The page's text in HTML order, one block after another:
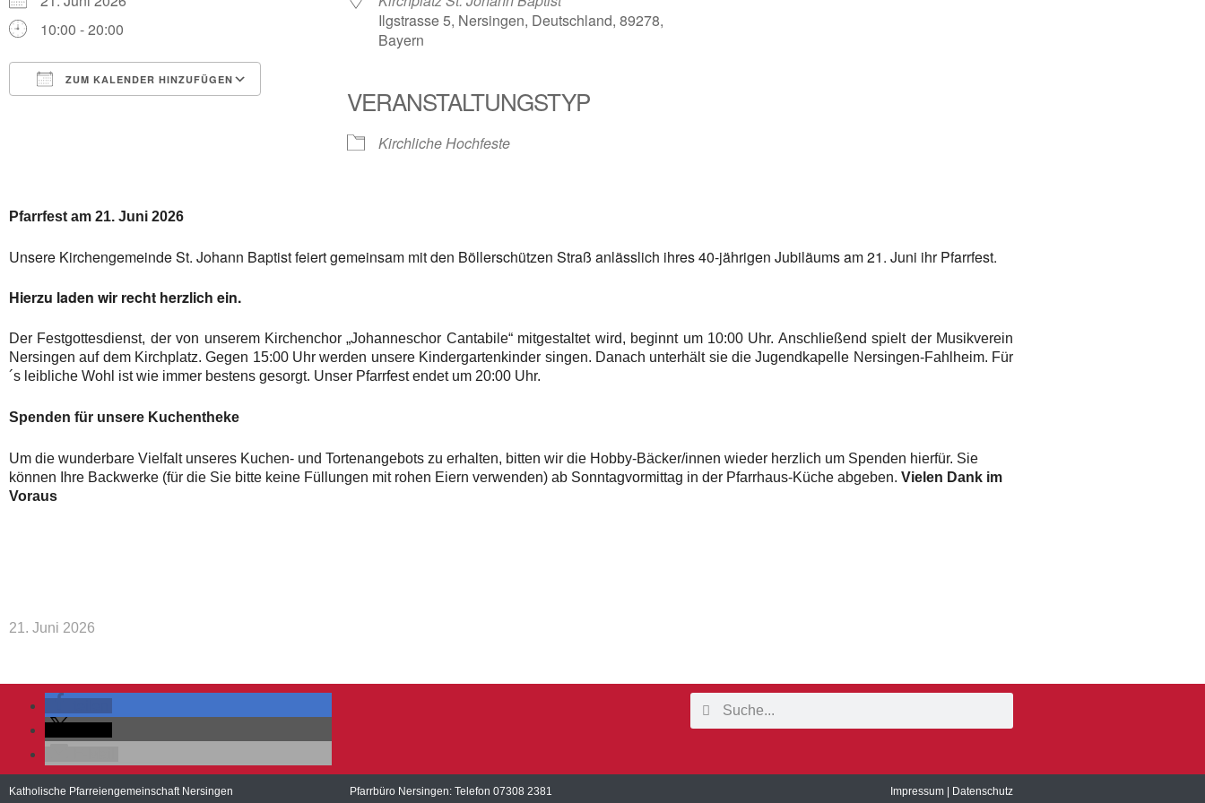
10:00 - 20:00
ZUM KALENDER HINZUFÜGEN
Ilgstrasse 5, Nersingen, Deutschland, 89278,
Bayern
VERANSTALTUNGSTYP
Kirchliche Hochfeste
Pfarrfest am 21. Juni 2026
Unsere Kirchengemeinde St. Johann Baptist feiert gemeinsam mit den Böllerschützen Straß anlässlich ihres 40-jährigen Jubiläums am 21. Juni ihr Pfarrfest.
Hierzu laden wir recht herzlich ein.
Der Festgottesdienst, der von unserem Kirchenchor „Johanneschor Cantabile“ mitgestaltet wird, beginnt um 10:00 Uhr. Anschließend spielt der Musikverein
Nersingen auf dem Kirchplatz. Gegen 15:00 Uhr werden unsere Kindergartenkinder singen. Danach unterhält sie die Jugendkapelle Nersingen-Fahlheim. Für
´s leibliche Wohl ist wie immer bestens gesorgt. Unser Pfarrfest endet um 20:00 Uhr.
Spenden für unsere Kuchentheke
Um die wunderbare Vielfalt unseres Kuchen- und Tortenangebots zu erhalten, bitten wir die Hobby-Bäcker/innen wieder herzlich um Spenden hierfür. Sie
können Ihre Backwerke (für die Sie bitte keine Füllungen mit rohen Eiern verwenden) ab Sonntagvormittag in der Pfarrhaus-Küche abgeben. Vielen Dank im
Voraus
21. Juni 2026
Katholische Pfarreiengemeinschaft Nersingen
Pfarrbüro Nersingen: Telefon 07308 2381
Impressum| Datenschutz